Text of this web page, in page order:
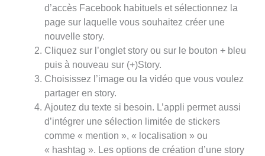
d’accès Facebook habituels et sélectionnez la
page sur laquelle vous souhaitez créer une
nouvelle story.
Cliquez sur l’onglet story ou sur le bouton + bleu
puis à nouveau sur (+)Story.
Choisissez l’image ou la vidéo que vous voulez
partager en story.
Ajoutez du texte si besoin. L’appli permet aussi
d’intégrer une sélection limitée de stickers
comme « mention », « localisation » ou
« hashtag ». Les options de création d’une story